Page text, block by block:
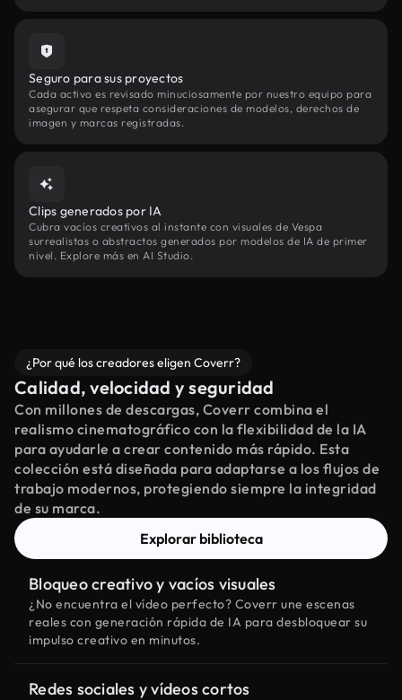
Seguro para sus proyectos
Cada activo es revisado minuciosamente por nuestro equipo para
asegurar que respeta consideraciones de modelos, derechos de
imagen y marcas registradas.
Clips generados por IA
Cubra vacíos creativos al instante con visuales de Vespa
surrealistas o abstractos generados por modelos de IA de primer
nivel. Explore más en AI Studio.
¿Por qué los creadores eligen Coverr?
Calidad, velocidad y seguridad
Con millones de descargas, Coverr combina el
realismo cinematográfico con la flexibilidad de la IA
para ayudarle a crear contenido más rápido. Esta
colección está diseñada para adaptarse a los flujos de
trabajo modernos, protegiendo siempre la integridad
de su marca.
Explorar biblioteca
Bloqueo creativo y vacíos visuales
¿No encuentra el vídeo perfecto? Coverr une escenas
reales con generación rápida de IA para desbloquear su
impulso creativo en minutos.
Redes sociales y vídeos cortos